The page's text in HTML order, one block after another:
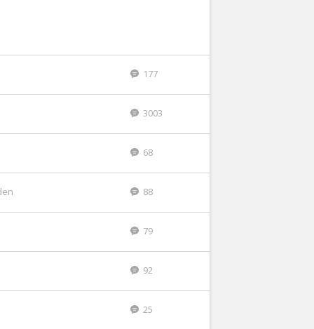
177
3003
68
88
79
92
25